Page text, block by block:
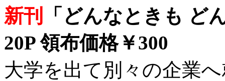
新刊
「どんなときも ど
20P 領布価格￥300
大学を出て別々の企業